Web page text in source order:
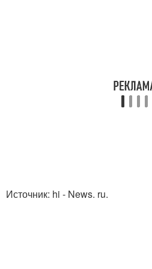
Источник: hi - News. ru.